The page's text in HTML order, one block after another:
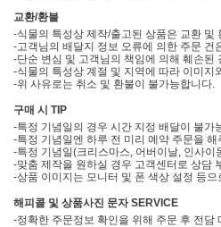
교환/환불
-식물의 특성상 제작/출고된 상품은 교환 및
-고객님의 배달지 정보 오류에 의한 주문 건
-단순 변심 및 고객님의 책임에 의해 훼손된
-식물의 특성상 계절 및 지역에 따라 이미지
-위 사유로는 취소 및 환불이 불가능합니다.
구매 시 TIP
-특정 기념일의 경우 시간 지정 배달이 불가
-특정 기념일엔 하루 전 미리 예약 주문을 해
-특정 기념일(크리스마스, 어버이날, 인사이
-맞춤 제작을 원하실 경우 고객센터로 상담
-상품 이미지는 모니터 및 폰 색상 설정 등
해피콜 및 상품사진 문자 SERVICE
-정확한 주문정보 확인을 위해 주문 후 전담